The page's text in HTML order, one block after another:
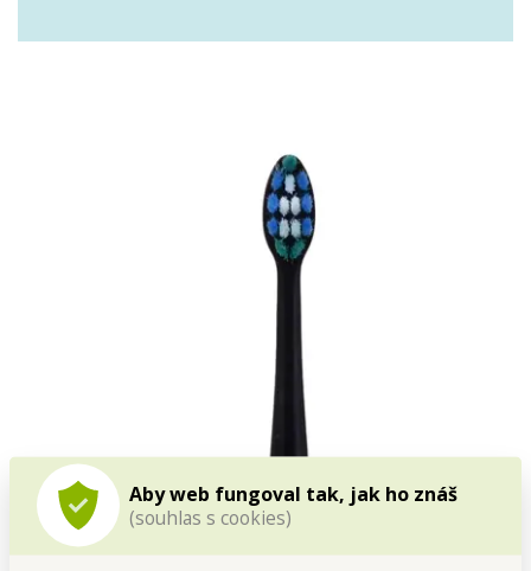
Aby web fungoval tak, jak ho znáš
(souhlas s cookies)